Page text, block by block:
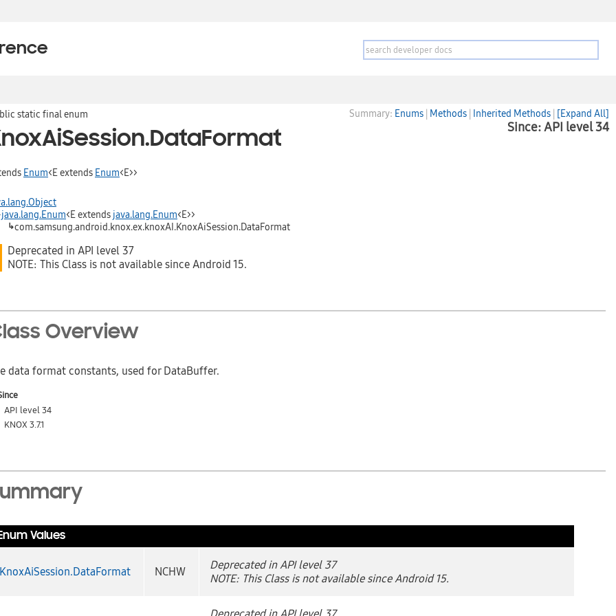
Summary: Enums | Methods | Inherited Methods | [Expand All]
Since: API level 34
static final enum
Enum<E extends Enum<E>>
java.lang.Enum<E extends java.lang.Enum<E>>
↳com.samsung.android.knox.ex.knoxAI.KnoxAiSession.DataFormat
Deprecated in API level 37
NOTE: This Class is not available since Android 15.
Overview
data format constants, used for DataBuffer.
API level 34
KNOX 3.7.1
Values
KnoxAiSession.DataFormat NCHW
Deprecated in API level 37
NOTE: This Class is not available since Android 15.